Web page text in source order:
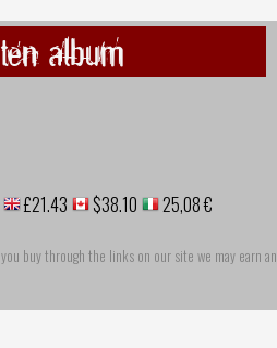
album
£21.43 $38.10
25,08 €
buy through the links on our site we may earn an